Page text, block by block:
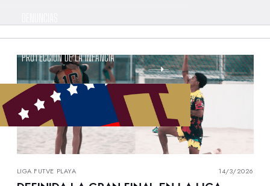
PROTECCIÓN DE LA INFANCIA
LIGA FUTVE PLAYA 14/3/2026